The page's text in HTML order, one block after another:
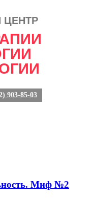
ЦЕНТР
903-85-03
Миф №2